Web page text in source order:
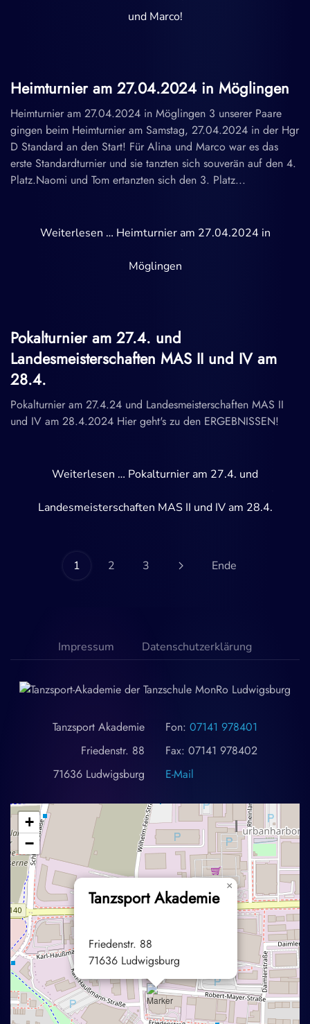
und Marco!
Heimturnier am 27.04.2024 in Möglingen
Heimturnier am 27.04.2024 in Möglingen 3 unserer Paare
gingen beim Heimturnier am Samstag, 27.04.2024 in der Hgr
D Standard an den Start! Für Alina und Marco war es das
erste Standardturnier und sie tanzten sich souverän auf den 4.
Platz.Naomi und Tom ertanzten sich den 3. Platz...
Weiterlesen … Heimturnier am 27.04.2024 in
Möglingen
Pokalturnier am 27.4. und
Landesmeisterschaften MAS II und IV am
28.4.
Pokalturnier am 27.4.24 und Landesmeisterschaften MAS II
und IV am 28.4.2024 Hier geht's zu den ERGEBNISSEN!
Weiterlesen … Pokalturnier am 27.4. und
Landesmeisterschaften MAS II und IV am 28.4.
1 2 3 Ende
Impressum Datenschutzerklärung
Tanzsport Akademie
Friedenstr. 88
71636 Ludwigsburg
Fon: 07141 978401
Fax: 07141 978402
E-Mail
Tanzsport Akademie
Friedenstr. 88
71636 Ludwigsburg
×
+
−